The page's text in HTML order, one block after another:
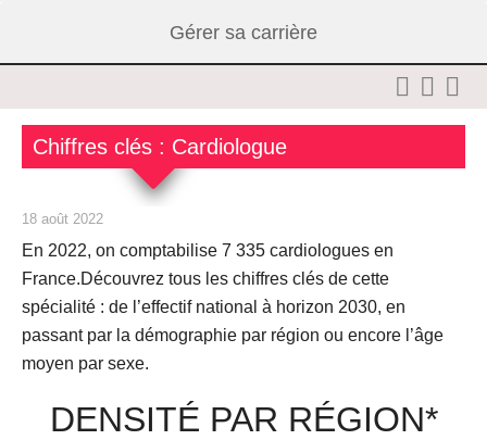
Gérer sa carrière
Chiffres clés : Cardiologue
18 août 2022
En 2022, on comptabilise 7 335 cardiologues en
France.Découvrez tous les chiffres clés de cette
spécialité : de l’effectif national à horizon 2030, en
passant par la démographie par région ou encore l’âge
moyen par sexe.
DENSITÉ PAR RÉGION*